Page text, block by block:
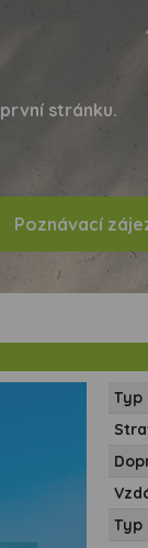
stránku.
Poznávací
Typ
Typ